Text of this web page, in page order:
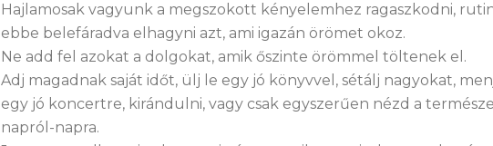
Hajlamosak vagyunk a megszokott kényelemhez ragaszkodni,
ebbe belefáradva elhagyni azt, ami igazán örömet okoz.
Ne add fel azokat a dolgokat, amik őszinte örömmel töltenek el.
Adj magadnak saját időt, ülj le egy jó könyvvel, sétálj nagyokat,
egy jó koncertre, kirándulni, vagy csak egyszerűen nézd a
napról-napra.